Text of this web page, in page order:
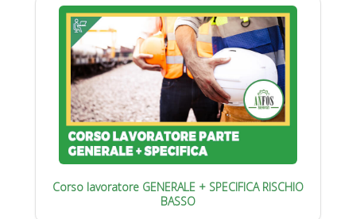
Corso lavoratore GENERALE + SPECIFICA RISCHIO
BASSO